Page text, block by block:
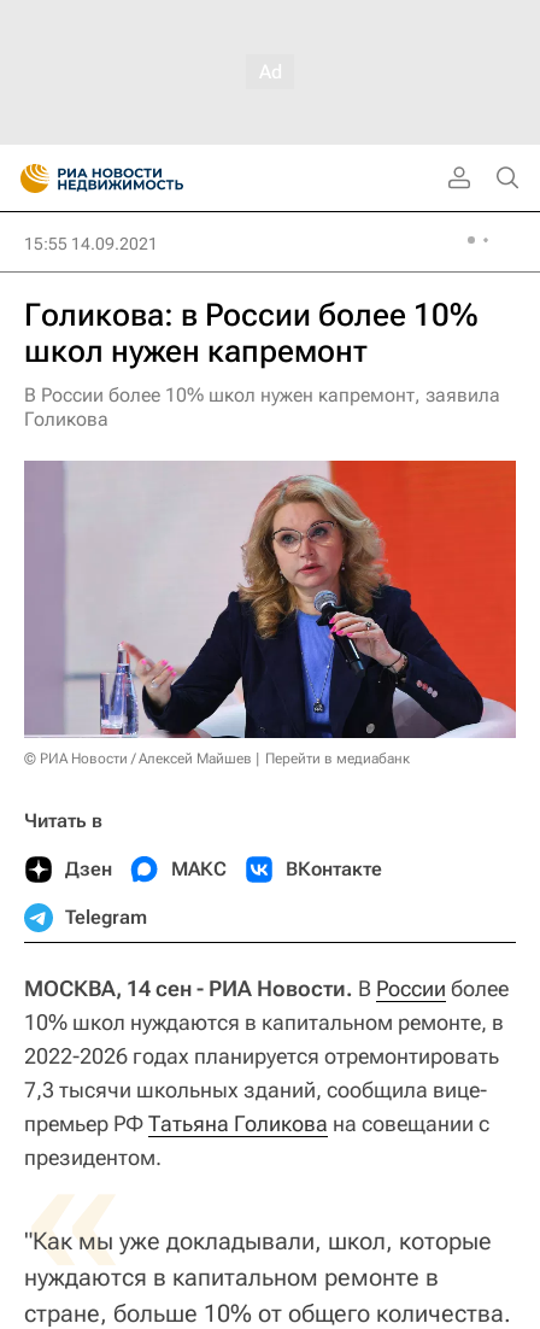
15:55 14.09.2021
Голикова: в России более 10%
школ нужен капремонт
В России более 10% школ нужен капремонт, заявила
Голикова
© РИА Новости / Алексей Майшев Перейти в медиабанк
Читать в
Дзен МАКС ВКонтакте
Telegram
МОСКВА, 14 сен - РИА Новости. В России более
10% школ нуждаются в капитальном ремонте, в
2022-2026 годах планируется отремонтировать
7,3 тысячи школьных зданий, сообщила вице-
премьер РФТатьяна Голикова на совещании с
президентом.
«
"Как мы уже докладывали, школ, которые
нуждаются в капитальном ремонте в
стране, больше 10% от общего количества.